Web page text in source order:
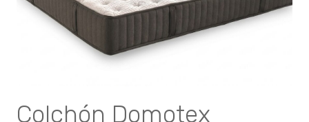
página
producto
Colchón Domotex